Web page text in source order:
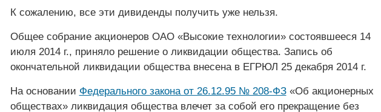
К сожалению, все эти дивиденды получить уже нельзя.
Общее собрание акционеров ОАО «Высокие технологии» состоявшееся 14
июля 2014 г., приняло решение о ликвидации общества. Запись об
окончательной ликвидации общества внесена в ЕГРЮЛ 25 декабря 2014 г.
На основании Федерального закона от 26.12.95 № 208-ФЗ«Об акционерных
обществах» ликвидация общества влечет за собой его прекращение без